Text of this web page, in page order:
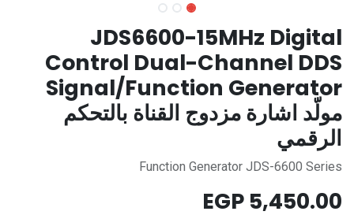
JDS6600-15MHz Digital
Control Dual-Channel DDS
Signal/Function Generator
مولّد اشارة مزدوج القناة بالتحكم
الرقمي
Function Generator JDS-6600 Series
5,450.00